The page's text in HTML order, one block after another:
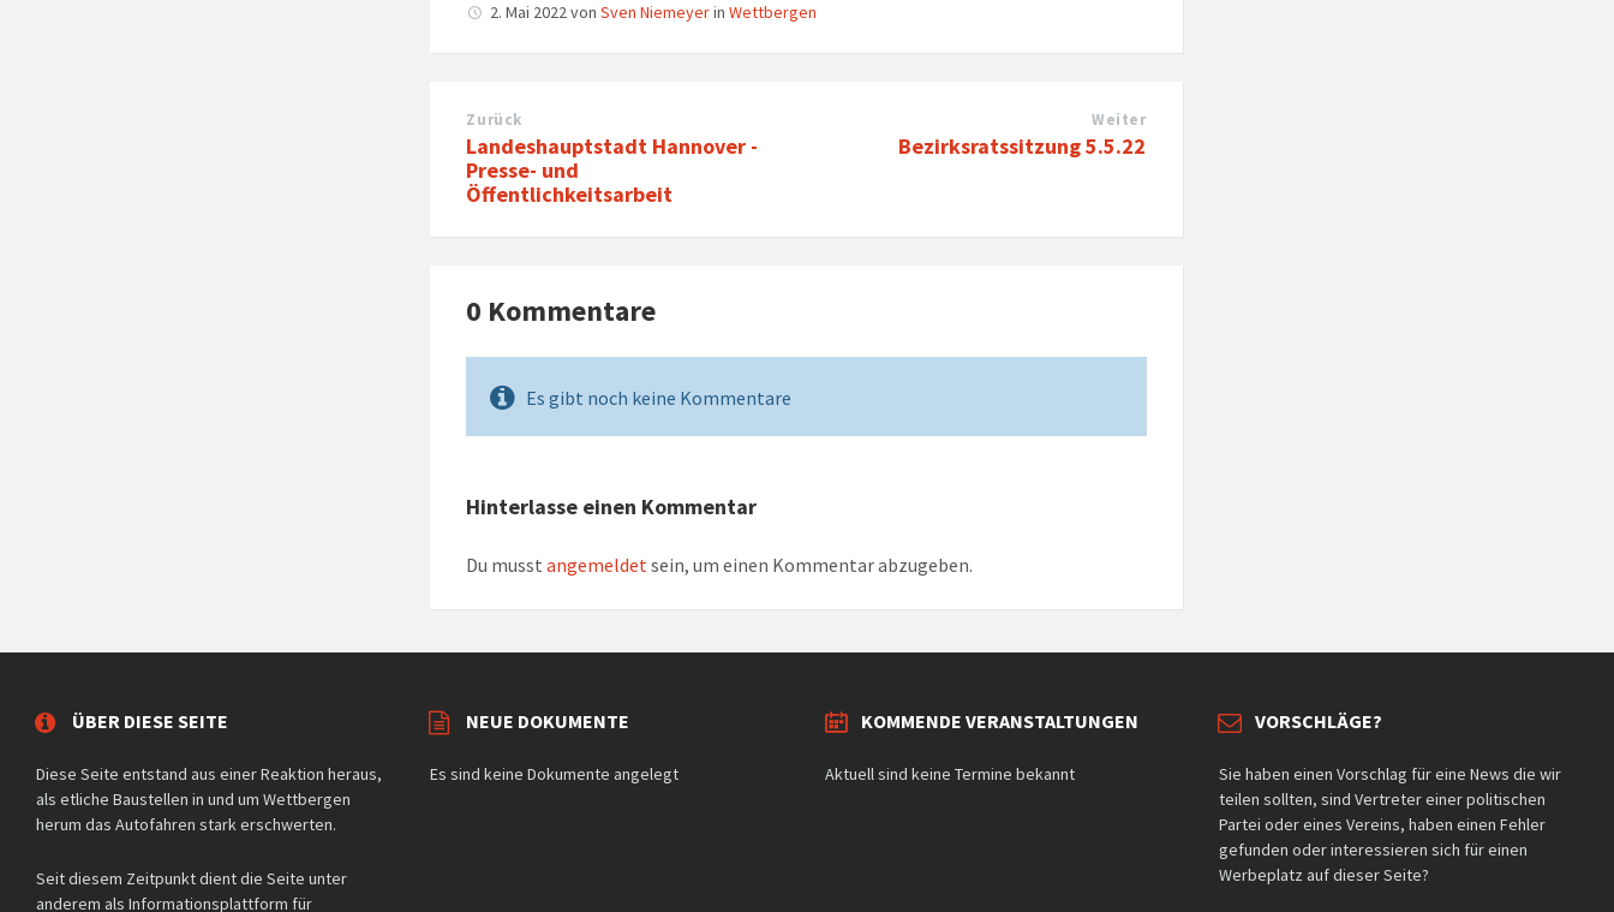
2. Mai 2022vonSven NiemeyerinWettbergen
Zurück
Landeshauptstadt Hannover -
Presse- und
Öffentlichkeitsarbeit
Weiter
Bezirksratssitzung 5.5.22
0 Kommentare
Es gibt noch keine Kommentare
Hinterlasse einen Kommentar
Du musstangemeldetsein, um einen Kommentar abzugeben.
ÜBER DIESE SEITE
Diese Seite entstand aus einer Reaktion heraus,
als etliche Baustellen in und um Wettbergen
herum das Autofahren stark erschwerten.
Seit diesem Zeitpunkt dient die Seite unter
anderem als Informationsplattform für
NEUE DOKUMENTE
Es sind keine Dokumente angelegt
KOMMENDE VERANSTALTUNGEN
Aktuell sind keine Termine bekannt
VORSCHLÄGE?
Sie haben einen Vorschlag für eine News die wir
teilen sollten, sind Vertreter einer politischen
Partei oder eines Vereins, haben einen Fehler
gefunden oder interessieren sich für einen
Werbeplatz auf dieser Seite?